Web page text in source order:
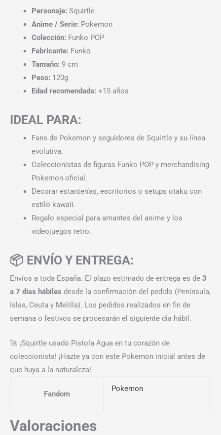
Personaje: Squirtle
Anime / Serie: Pokemon
Colección: Funko POP
Fabricante: Funko
Tamaño: 9 cm
Peso: 120g
Edad recomendada: +15 años
IDEAL PARA:
Fans de Pokemon y seguidores de Squirtle y su línea
evolutiva.
Coleccionistas de figuras Funko POP y merchandising
Pokemon oficial.
Decorar estanterías, escritorios o setups otaku con
estilo kawaii.
Regalo especial para amantes del anime y los
videojuegos retro.
📦 ENVÍO Y ENTREGA:
Envíos a toda España. El plazo estimado de entrega es de 3
a 7 días hábiles desde la confirmación del pedido (Península,
Islas, Ceuta y Melilla). Los pedidos realizados en fin de
semana o festivos se procesarán el siguiente día hábil.
🚀 ¡Squirtle usado Pistola Agua en tu corazón de
coleccionista! ¡Hazte ya con este Pokemon inicial antes de
que huya a la naturaleza!
Fandom
Pokemon
Valoraciones